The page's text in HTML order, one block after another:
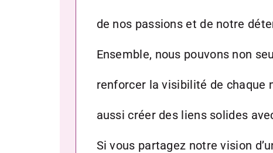
de nos passions et de notre
Ensemble, nous pouvons non
renforcer la visibilité de chaque
aussi créer des liens solides
Si vous partagez notre vision